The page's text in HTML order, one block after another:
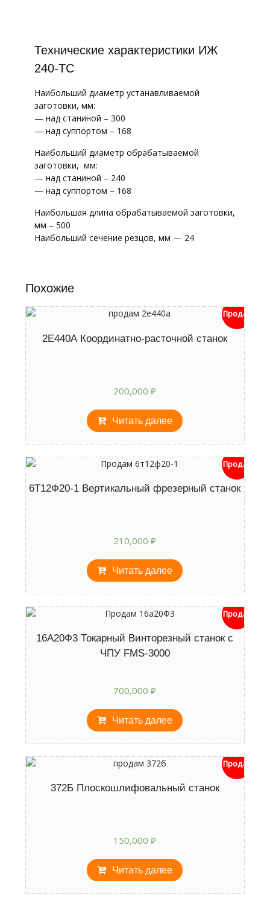
Технические характеристики ИЖ
240-ТС
Наибольший диаметр устанавливаемой
заготовки, мм:
— над станиной – 300
— над суппортом – 168
Наибольший диаметр обрабатываемой
заготовки, мм:
— над станиной – 240
— над суппортом – 168
Наибольшая длина обрабатываемой заготовки,
мм – 500
Наибольший сечение резцов, мм — 24
Похожие
Продан
2Е440А Координатно-расточной станок
200,000₽
Читать далее
Продан
6Т12Ф20-1 Вертикальный фрезерный станок
210,000₽
Читать далее
Продан
16А20Ф3 Токарный Винторезный станок с
ЧПУ FMS-3000
700,000₽
Читать далее
Продан
372Б Плоскошлифовальный станок
150,000₽
Читать далее